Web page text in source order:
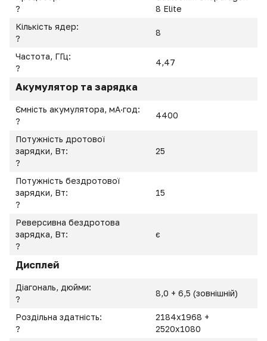
?
8 Elite
Кількість ядер:
?
8
Частота, ГГц:
?
4,47
Акумулятор та зарядка
Ємність акумулятора, мА·год:
?
4400
Потужність дротової
зарядки, Вт:
?
25
Потужність бездротової
зарядки, Вт:
?
15
Реверсивна бездротова
зарядка, Вт:
?
є
Дисплей
Діагональ, дюйми:
?
8,0 + 6,5 (зовнішній)
Роздільна здатність:
?
2184x1968 +
2520x1080